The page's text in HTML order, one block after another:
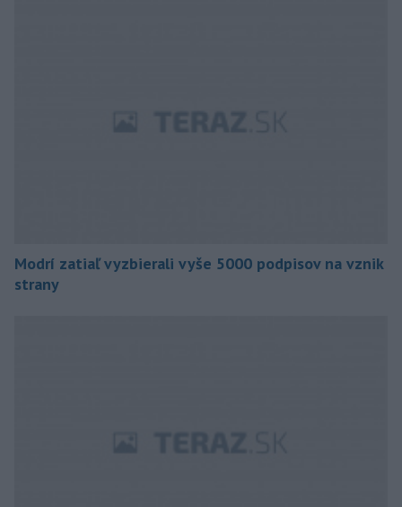
Modrí zatiaľ vyzbierali vyše 5000 podpisov na vznik
strany